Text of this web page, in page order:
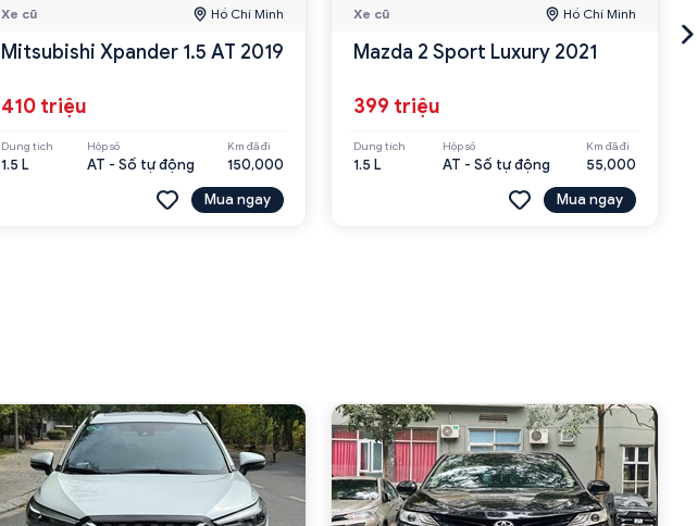
Xe cũ Hồ Chí Minh
Mitsubishi Xpander 1.5 AT 2019
410 triệu
Dung tích
1.5 L
Hộp số
AT - Số tự động
Km đã đi
150,000
Mua ngay
Xe cũ Hồ Chí Minh
Mazda 2 Sport Luxury 2021
399 triệu
Dung tích
1.5 L
Hộp số
AT - Số tự động
Km đã đi
55,000
Mua ngay